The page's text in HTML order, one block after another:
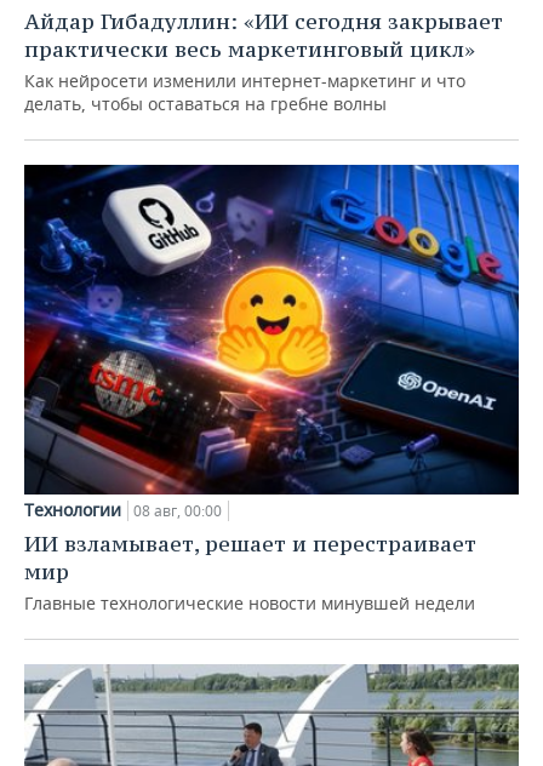
Айдар Гибадуллин: «ИИ сегодня закрывает
практически весь маркетинговый цикл»
Как нейросети изменили интернет-маркетинг и что
делать, чтобы оставаться на гребне волны
Технологии 08 авг, 00:00
ИИ взламывает, решает и перестраивает
мир
Главные технологические новости минувшей недели